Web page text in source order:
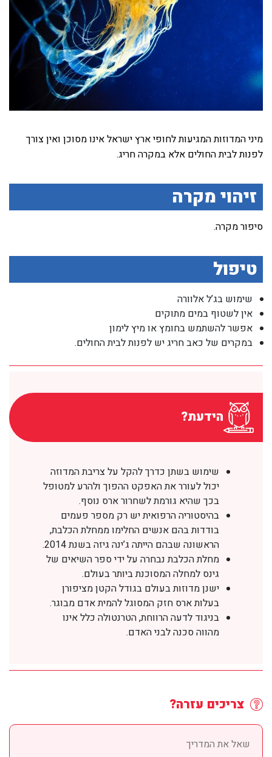
מיני המדוזות המגיעות לחופי ארץ ישראל אינו מסוכן ואין צורך
לפנות לבית החולים אלא במקרה חריג.
זיהוי מקרה
סיפור מקרה.
טיפול
שימוש בג’ל אלוורה
אין לשטוף במים מתוקים
אפשר להשתמש בחומץ או מיץ לימון
במקרים של כאב חריג יש לפנות לבית החולים.
הידעת?
שימוש בשתן כדרך להקל על צריבת המדוזה
יכול לעורר את האפקט ההפוך ולהרע למטופל
בכך שהיא גורמת לשחרור ארס נוסף.
בהיסטוריה הרפואית יש רק מספר פעמים
בודדות בהם אנשים החלימו ממחלת הכלבת,
הראשונה שבהם הייתה ג’ינה גיזה בשנת 2014.
מחלת הכלבת נבחרה על ידי ספר השיאים של
גינס למחלה המסוכנת ביותר בעולם.
ישנן מדוזות בעולם בגודל הקטן מציפורן
בעלות ארס חזק המסוגל להמית אדם מבוגר.
בניגוד לדעה הרווחת, הטרנטולה כלל אינו
מהווה סכנה לבני האדם.
צריכים עזרה?